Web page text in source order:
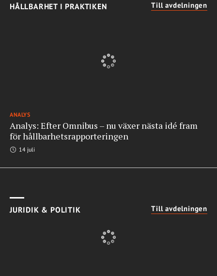
HÅLLBARHET I PRAKTIKEN Till avdelningen
ANALYS
Analys: Efter Omnibus – nu växer nästa idé fram
för hållbarhetsrapporteringen
14 juli
JURIDIK & POLITIK Till avdelningen